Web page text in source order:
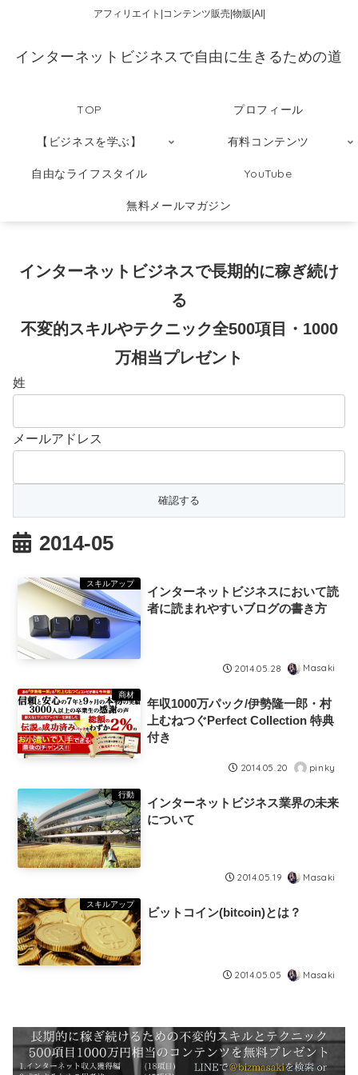
アフィリエイト|コンテンツ販売|物販|AI|
インターネットビジネスで自由に生きるための道
TOP プロフィール
【ビジネスを学ぶ】 有料コンテンツ
自由なライフスタイル YouTube
無料メールマガジン
インターネットビジネスで長期的に稼ぎ続け
る
不変的スキルやテクニック全500項目・1000
万相当プレゼント
姓
メールアドレス
2014-05
スキルアップ
インターネットビジネスにおいて読
者に読まれやすいブログの書き方
2014.05.28 Masaki
商材
年収1000万パック/伊勢隆一郎・村
上むねつぐPerfect Collection 特典
付き
2014.05.20 pinky
行動
インターネットビジネス業界の未来
について
2014.05.19 Masaki
スキルアップ
ビットコイン(bitcoin)とは？
2014.05.05 Masaki